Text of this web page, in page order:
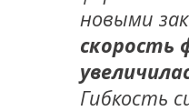
новыми
скорость
Гибкость